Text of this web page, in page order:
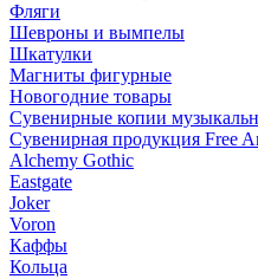
Фляги
Шевроны и вымпелы
Шкатулки
Магниты фигурные
Новогодние товары
Сувенирные копии
Сувенирная продукция Free
Alchemy Gothic
Eastgate
Joker
Voron
Каффы
Кольца